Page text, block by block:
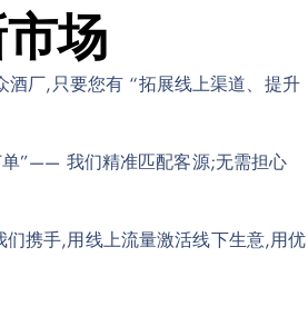
场
厂,只要您有 “拓展线上渠道、提升
”—— 我们精准匹配客源;无需担心
携手,用线上流量激活线下生意,用优